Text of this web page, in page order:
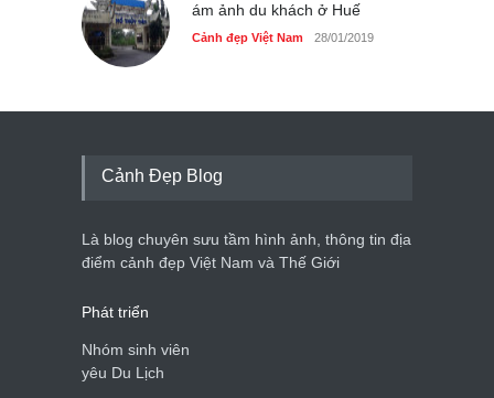
ám ảnh du khách ở Huế
Cảnh đẹp Việt Nam 28/01/2019
Cảnh Đẹp Blog
Là blog chuyên sưu tầm hình ảnh, thông tin địa
điểm cảnh đẹp Việt Nam và Thế Giới
Phát triển
Nhóm sinh viên
yêu Du Lịch